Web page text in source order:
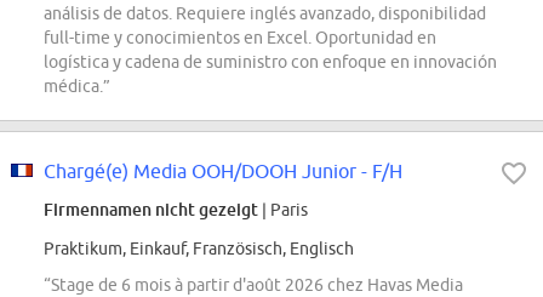
análisis de datos. Requiere inglés avanzado, disponibilidad
full-time y conocimientos en Excel. Oportunidad en
logística y cadena de suministro con enfoque en innovación
médica.”
Chargé(e) Media OOH/DOOH Junior - F/H
Firmennamen nicht gezeigt | Paris
Praktikum, Einkauf, Französisch, Englisch
“Stage de 6 mois à partir d'août 2026 chez Havas Media